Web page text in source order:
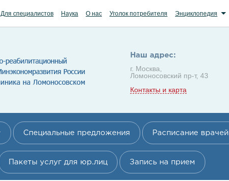
Для специалистов Наука О нас Уголок потребителя Энциклопедия
Наш адрес:
г. Москва,
Ломоносовский пр-т, 43
Контакты и карта
Специальные предложения Расписание врачей
Пакеты услуг для юр.лиц Запись на прием